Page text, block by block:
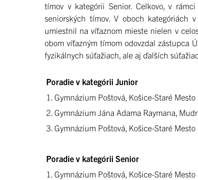
tímov v kategórii Senior. Celkovo, v
seniorských tímov. V oboch kategóriách
umiestnil na víťaznom mieste nielen v
obom víťazným tímom odovzdal zástupca
fyzikálnych súťažiach, ale aj ďalších
Poradie v kategórii Junior
1. Gymnázium Poštová, Košice-Staré Mesto
2. Gymnázium Jána Adama Raymana,
3. Gymnázium Poštová, Košice-Staré
Poradie v kategórii Senior
1. Gymnázium Poštová, Košice-Staré Mesto